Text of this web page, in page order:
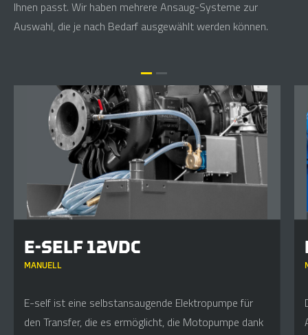
Ihnen passt. Wir haben mehrere Ansaug-Systeme zur
Auswahl, die je nach Bedarf ausgewählt werden können.
E-SELF 12VDC
MANUELL
E-self ist eine selbstansaugende Elektropumpe für
den Transfer, die es ermöglicht, die Motopumpe dank